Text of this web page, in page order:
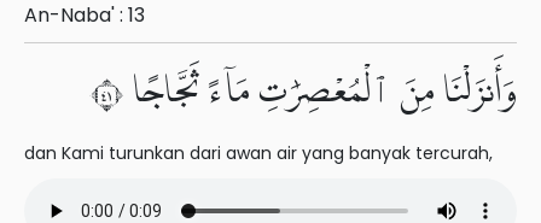
An-Naba' : 13
وَأَنزَلْنَا مِنَ ٱلْمُعْصِرَٰتِ مَآءً ثَجَّاجًا ١٤
dan Kami turunkan dari awan air yang banyak tercurah,